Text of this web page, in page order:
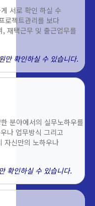
서로 확인 하실 수
로젝트관리를 보다
재택근무 및 출근업무를
만 확인하실 수 있습니다.
분야에서의 실무노하우를
나 업무방식 그리고
자신만의 노하우나
확인하실 수 있습니다.